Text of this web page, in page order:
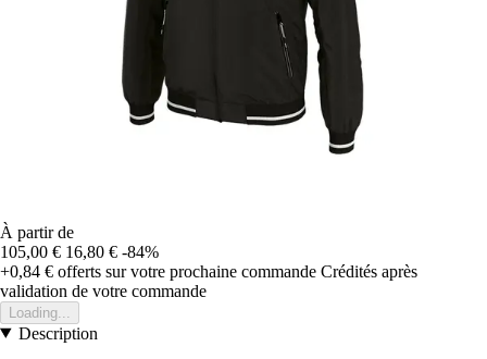
À partir de
105,00 € 16,80 € -84%
+0,84 € offerts sur votre prochaine commande Crédités après
validation de votre commande
Loading...
Description